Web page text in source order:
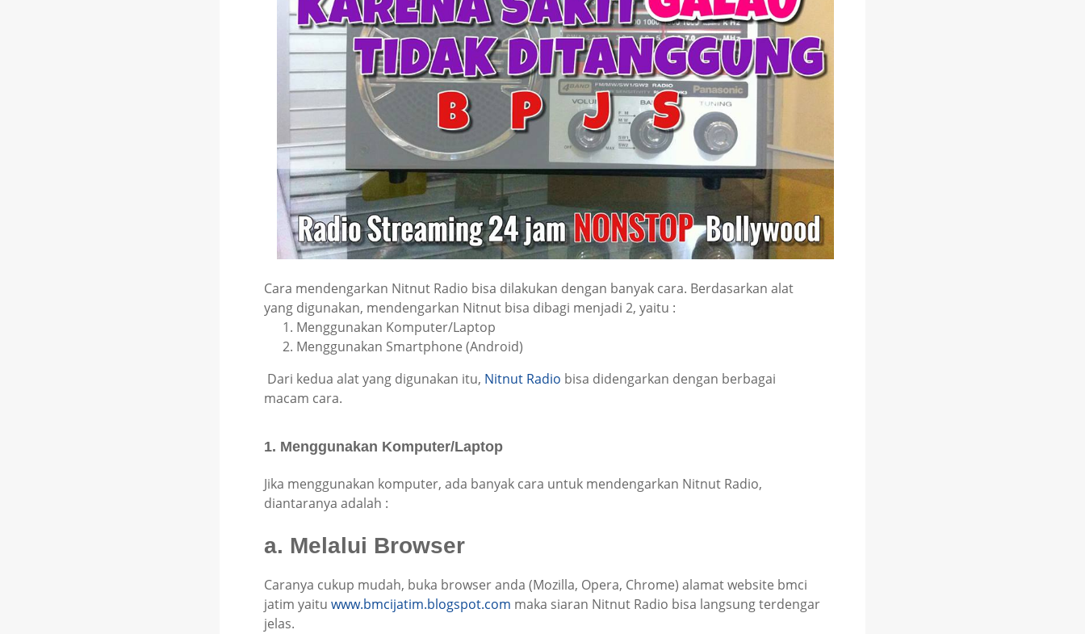
Cara mendengarkan Nitnut Radio bisa dilakukan dengan banyak cara. Berdasarkan alat
yang digunakan, mendengarkan Nitnut bisa dibagi menjadi 2, yaitu :
Menggunakan Komputer/Laptop
Menggunakan Smartphone (Android)
Dari kedua alat yang digunakan itu, Nitnut Radio bisa didengarkan dengan berbagai
macam cara.
1. Menggunakan Komputer/Laptop
Jika menggunakan komputer, ada banyak cara untuk mendengarkan Nitnut Radio,
diantaranya adalah :
a. Melalui Browser
Caranya cukup mudah, buka browser anda (Mozilla, Opera, Chrome) alamat website bmci
jatim yaitu www.bmcijatim.blogspot.com maka siaran Nitnut Radio bisa langsung terdengar
jelas.